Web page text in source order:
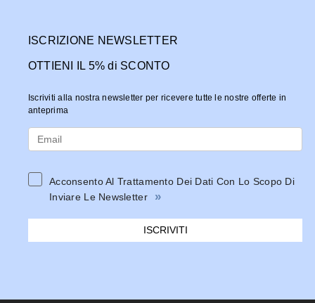
ISCRIZIONE NEWSLETTER
OTTIENI IL 5% di SCONTO
Iscriviti alla nostra newsletter per ricevere tutte le nostre offerte in
anteprima
Acconsento Al Trattamento Dei Dati Con Lo Scopo Di
Inviare Le Newsletter
»
ISCRIVITI